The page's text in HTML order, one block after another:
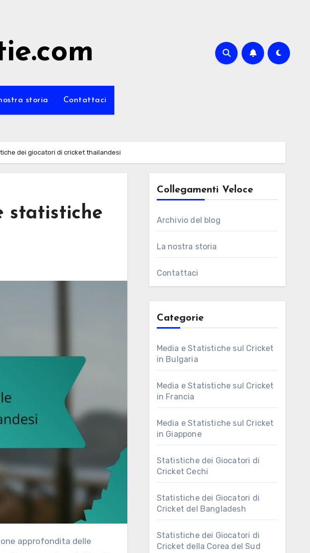
storia Contattaci
dei giocatori di cricket thailandesi
statistiche
Collegamenti Veloce
Archivio del blog
La nostra storia
Contattaci
Categorie
Media e Statistiche sul Cricket
in Bulgaria
Media e Statistiche sul Cricket
in Francia
Media e Statistiche sul Cricket
in Giappone
Statistiche dei Giocatori di
Cricket Cechi
Statistiche dei Giocatori di
Cricket del Bangladesh
Statistiche dei Giocatori di
Cricket della Corea del Sud